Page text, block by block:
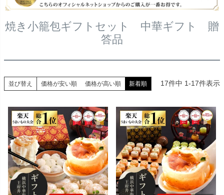
焼き小籠包ギフトセット 中華ギフト 贈
答品
並び替え 価格が安い順 価格が高い順 新着順 17件中 1-17件表示